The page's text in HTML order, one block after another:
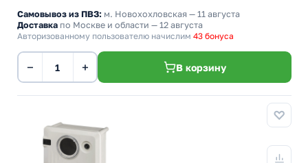
Самовывоз из ПВЗ: м. Новохохловская — 11 августа
Доставка по Москве и области — 12 августа
Авторизованному пользователю начислим 43 бонуса
− + В корзину